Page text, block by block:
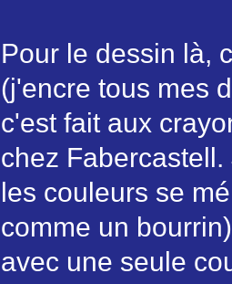
Pour le dessin là,
(j'encre tous mes
c'est fait aux
chez
les couleurs se
comme un
avec une seule